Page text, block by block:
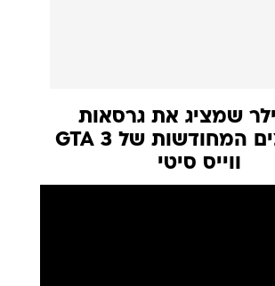
שמציג את גרסאות
המעריצים המחודשות של GTA 3
ווייס סיטי